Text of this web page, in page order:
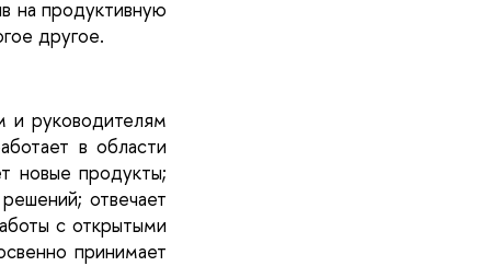
на продуктивную
другое.
и руководителям
в области
новые продукты;
отвечает
с открытыми
принимает